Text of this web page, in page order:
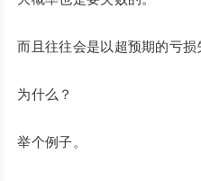
而且往往会是以超预期的亏损
为什么？
举个例子。